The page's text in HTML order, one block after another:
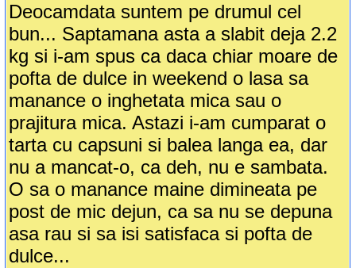
Deocamdata suntem pe drumul cel
bun... Saptamana asta a slabit deja 2.2
kg si i-am spus ca daca chiar moare de
pofta de dulce in weekend o lasa sa
manance o inghetata mica sau o
prajitura mica. Astazi i-am cumparat o
tarta cu capsuni si balea langa ea, dar
nu a mancat-o, ca deh, nu e sambata.
O sa o manance maine dimineata pe
post de mic dejun, ca sa nu se depuna
asa rau si sa isi satisfaca si pofta de
dulce...